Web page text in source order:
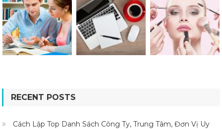
RECENT POSTS
Cách Lập Top Danh Sách Công Ty, Trung Tâm, Đơn Vị Uy